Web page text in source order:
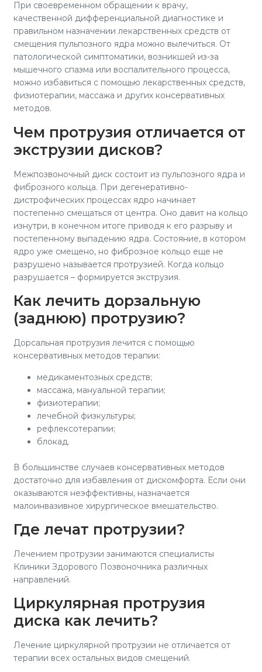
При своевременном обращении к врачу,
качественной дифференциальной диагностике и
правильном назначении лекарственных средств от
смещения пульпозного ядра можно вылечиться. От
патологической симптоматики, возникшей из-за
мышечного спазма или воспалительного процесса,
можно избавиться с помощью лекарственных средств,
физиотерапии, массажа и других консервативных
методов.
Чем протрузия отличается от
экструзии дисков?
Межпозвоночный диск состоит из пульпозного ядра и
фиброзного кольца. При дегенеративно-
дистрофических процессах ядро начинает
постепенно смещаться от центра. Оно давит на кольцо
изнутри, в конечном итоге приводя к его разрыву и
постепенному выпадению ядра. Состояние, в котором
ядро уже смещено, но фиброзное кольцо еще не
разрушено называется протрузией. Когда кольцо
разрушается – формируется экструзия.
Как лечить дорзальную
(заднюю) протрузию?
Дорсальная протрузия лечится с помощью
консервативных методов терапии:
медикаментозных средств;
массажа, мануальной терапии;
физиотерапии;
лечебной физкультуры;
рефлексотерапии;
блокад.
В большинстве случаев консервативных методов
достаточно для избавления от дискомфорта. Если они
оказываются неэффективны, назначается
малоинвазивное хирургическое вмешательство.
Где лечат протрузии?
Лечением протрузии занимаются специалисты
Клиники Здорового Позвоночника различных
направлений.
Циркулярная протрузия
диска как лечить?
Лечение циркулярной протрузии не отличается от
терапии всех остальных видов смещений.